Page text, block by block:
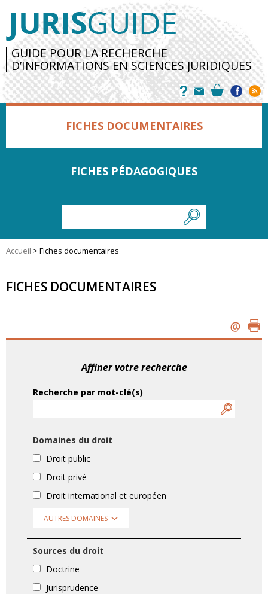
GUIDE POUR LA RECHERCHE
D’INFORMATIONS EN SCIENCES JURIDIQUES
FICHES DOCUMENTAIRES
FICHES PÉDAGOGIQUES
Accueil > Fiches documentaires
FICHES DOCUMENTAIRES
Affiner votre recherche
Recherche par mot-clé(s)
Domaines du droit
Droit public
Droit privé
Droit international et européen
AUTRES DOMAINES
Sources du droit
Doctrine
Jurisprudence